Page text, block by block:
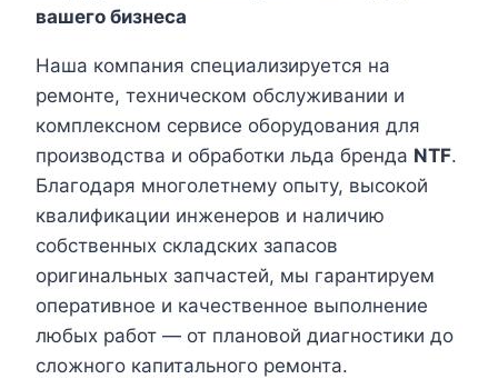
вашего бизнеса
Наша компания специализируется на
ремонте, техническом обслуживании и
комплексном сервисе оборудования для
производства и обработки льда бренда NTF.
Благодаря многолетнему опыту, высокой
квалификации инженеров и наличию
собственных складских запасов
оригинальных запчастей, мы гарантируем
оперативное и качественное выполнение
любых работ — от плановой диагностики до
сложного капитального ремонта.